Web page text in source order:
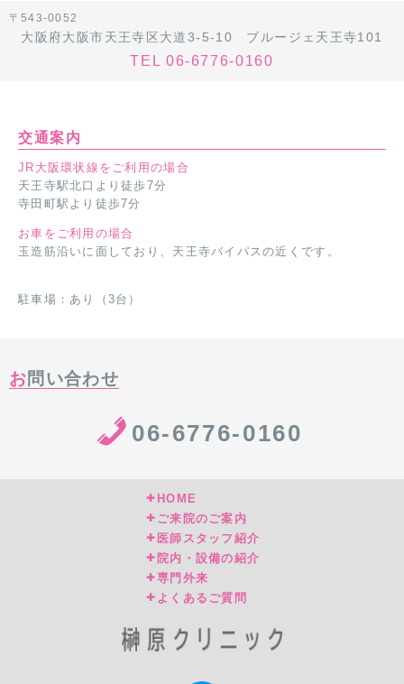
〒543-0052
大阪府大阪市天王寺区大道3-5-10 ブルージェ天王寺101
TEL 06-6776-0160
交通案内
JR大阪環状線をご利用の場合
天王寺駅北口より徒歩7分
寺田町駅より徒歩7分
お車をご利用の場合
玉造筋沿いに面しており、天王寺バイパスの近くです。
駐車場：あり（3台）
お問い合わせ
06-6776-0160
HOME
ご来院のご案内
医師スタッフ紹介
院内・設備の紹介
専門外来
よくあるご質問